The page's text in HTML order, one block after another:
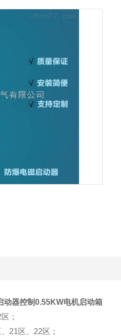
动器控制0.55KW电机启动箱
；
21区、22区；